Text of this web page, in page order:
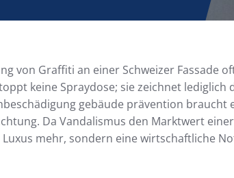
von Graffiti an einer Schweizer Fassade
keine Spraydose; sie zeichnet lediglich
gebäude prävention braucht
Da Vandalismus den Marktwert
mehr, sondern eine wirtschaftliche